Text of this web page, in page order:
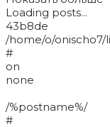
Loading posts...
43b8de
/home/o/
#
on
none
/%postname%/
#